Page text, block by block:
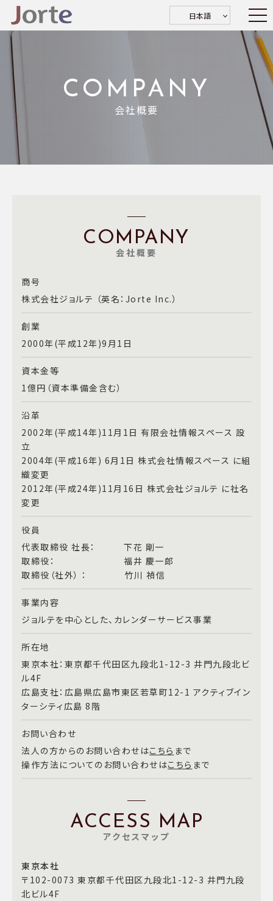
日本語
COMPANY
会社概要
COMPANY
会社概要
商号
株式会社ジョルテ （英名：Jorte Inc.）
創業
2000年(平成12年)9月1日
資本金等
1億円（資本準備金含む）
沿革
2002年(平成14年)11月1日 有限会社情報スペース 設
立
2004年(平成16年) 6月1日 株式会社情報スペース に組
織変更
2012年(平成24年)11月16日 株式会社ジョルテ に社名
変更
役員
代表取締役 社長： 下花 剛一
取締役： 福井 慶一郎
取締役（社外） ： 竹川 禎信
事業内容
ジョルテを中心とした、カレンダーサービス事業
所在地
東京本社：東京都千代田区九段北1-12-3 井門九段北ビ
ル4F
広島支社：広島県広島市東区若草町12-1 アクティブイン
ターシティ広島 8階
お問い合わせ
法人の方からのお問い合わせはこちら まで
操作方法についてのお問い合わせはこちら まで
ACCESS MAP
アクセスマップ
東京本社
〒102-0073 東京都千代田区九段北1-12-3 井門九段
北ビル4F